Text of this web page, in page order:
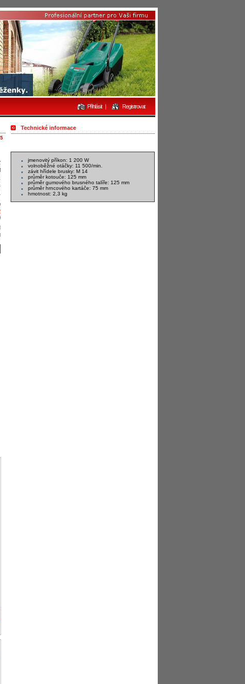
Přihlásit | Registrovat
Technické informace
jmenovitý příkon: 1 200 W
volnoběžné otáčky: 11 500/min.
závit hřídele brusky: M 14
průměr kotouče: 125 mm
průměr gumového brusného talíře: 125 mm
průměr hrncového kartáče: 75 mm
hmotnost: 2,3 kg